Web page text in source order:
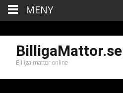
BilligaMattor.se
Billiga mattor online
MENY